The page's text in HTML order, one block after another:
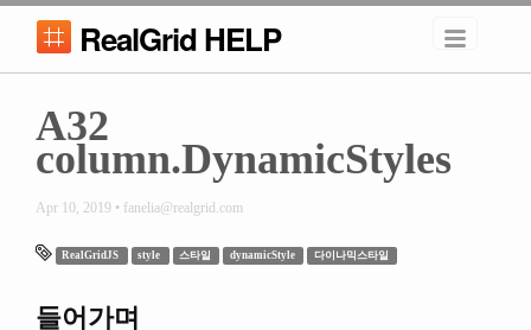
RealGrid HELP
A32
column.DynamicStyles
Apr 10, 2019 • fanelia@realgrid.com
RealGridJS style 스타일 dynamicStyle 다이나믹스타일
들어가며